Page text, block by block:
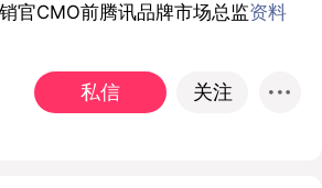
官CMO前腾讯品牌市场总监资料
私信 关注